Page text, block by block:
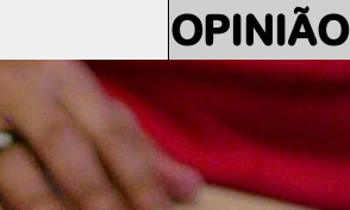
OPINIÃO